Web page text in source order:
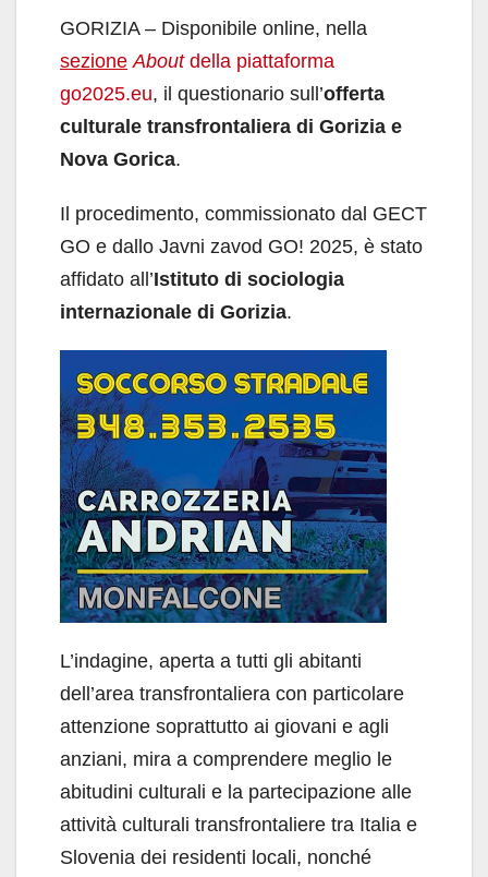
GORIZIA – Disponibile online, nella
sezione Aboutdella piattaforma
go2025.eu, il questionario sull’offerta
culturale transfrontaliera di Gorizia e
Nova Gorica.
Il procedimento, commissionato dal GECT
GO e dallo Javni zavod GO! 2025, è stato
affidato all’Istituto di sociologia
internazionale di Gorizia.
L’indagine, aperta a tutti gli abitanti
dell’area transfrontaliera con particolare
attenzione soprattutto ai giovani e agli
anziani, mira a comprendere meglio le
abitudini culturali e la partecipazione alle
attività culturali transfrontaliere tra Italia e
Slovenia dei residenti locali, nonché